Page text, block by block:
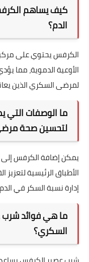
كيف يساهم
الدم؟
الكرفس يحتوي على
الأوعية الدموية، مما
لمرضى السكري الذين
ما الوصفات
لتحسين صحة
يمكن إضافة الكرفس
الأطباق الرئيسية
إدارة نسبة السكر في
ما هي فوائد
السكري؟